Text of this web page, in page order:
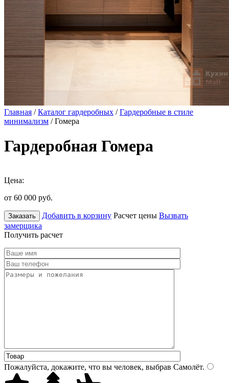
Главная /Каталог гардеробных /Гардеробные в стиле
минимализм / Гомера
Гардеробная Гомера
Цена:
от 60 000 руб.
Заказать Добавить в корзину Расчет цены Вызвать
замерщика
Получить расчет
Пожалуйста, докажите, что вы человек, выбрав Самолёт.